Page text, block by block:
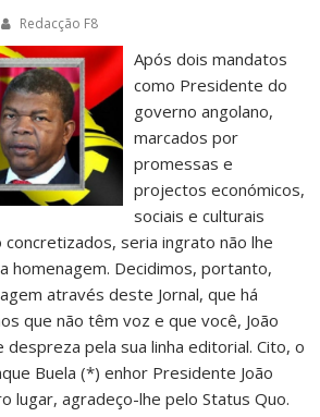
Redacção F8
Após dois mandatos
como Presidente do
governo angolano,
marcados por
promessas e
projectos económicos,
sociais e culturais
seria ingrato não lhe
homenagem. Decidimos, portanto,
através deste Jornal, que há
que não têm voz e que você, João
despreza pela sua linha editorial. Cito, o
Buela (*) enhor Presidente João
lugar, agradeço-lhe pelo Status Quo.